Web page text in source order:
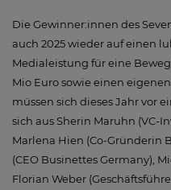
Die Gewinner:innen des
auch 2025 wieder auf einen
Medialeistung für eine
Mio Euro sowie einen
müssen sich dieses Jahr vor
sich aus Sherin Maruhn (VC-
Marlena Hien (Co-Gründerin
(CEO Businettes Germany),
Florian Weber